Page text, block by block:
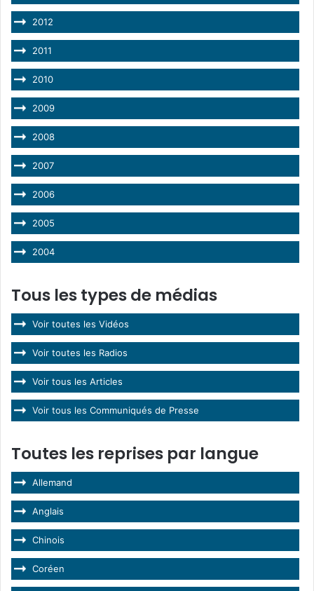
2012
2011
2010
2009
2008
2007
2006
2005
2004
Tous les types de médias
Voir toutes les Vidéos
Voir toutes les Radios
Voir tous les Articles
Voir tous les Communiqués de Presse
Toutes les reprises par langue
Allemand
Anglais
Chinois
Coréen